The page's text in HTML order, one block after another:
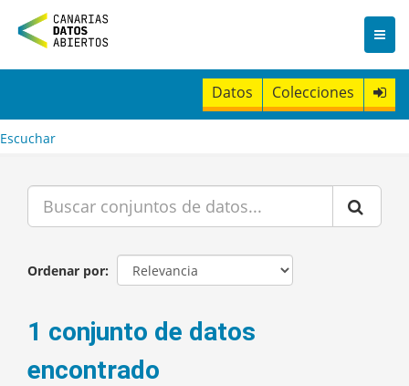
n
t
Datos Colecciones
Escuchar
Ordenar por
1 conjunto de datos
encontrado